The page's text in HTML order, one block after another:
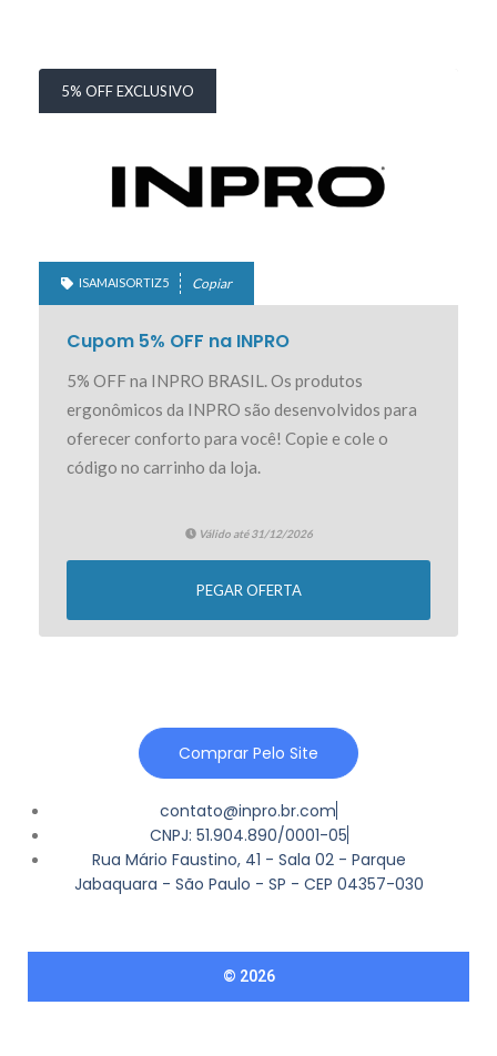
5% OFF EXCLUSIVO
ISAMAISORTIZ5 Copiar
Cupom 5% OFF na INPRO
5% OFF na INPRO BRASIL. Os produtos
ergonômicos da INPRO são desenvolvidos para
oferecer conforto para você! Copie e cole o
código no carrinho da loja.
Válido até 31/12/2026
PEGAR OFERTA
Comprar Pelo Site
contato@inpro.br.com
CNPJ: 51.904.890/0001-05
Rua Mário Faustino, 41 - Sala 02 - Parque
Jabaquara - São Paulo - SP - CEP 04357-030
© 2026